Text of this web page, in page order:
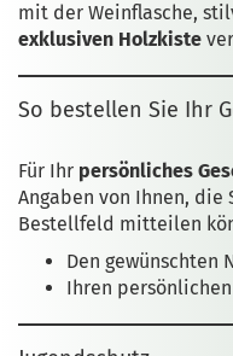
mit der Weinflasche,
exklusiven Holzkiste
So bestellen Sie Ihr
Für Ihr persönliches
Angaben von Ihnen, die
Bestellfeld mitteilen
Den gewünschten
Ihren